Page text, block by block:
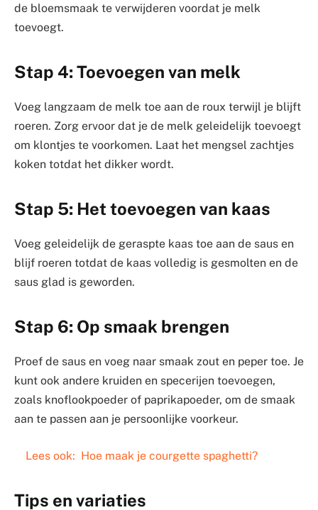
de bloemsmaak te verwijderen voordat je melk
toevoegt.
Stap 4: Toevoegen van melk
Voeg langzaam de melk toe aan de roux terwijl je blijft
roeren. Zorg ervoor dat je de melk geleidelijk toevoegt
om klontjes te voorkomen. Laat het mengsel zachtjes
koken totdat het dikker wordt.
Stap 5: Het toevoegen van kaas
Voeg geleidelijk de geraspte kaas toe aan de saus en
blijf roeren totdat de kaas volledig is gesmolten en de
saus glad is geworden.
Stap 6: Op smaak brengen
Proef de saus en voeg naar smaak zout en peper toe. Je
kunt ook andere kruiden en specerijen toevoegen,
zoals knoflookpoeder of paprikapoeder, om de smaak
aan te passen aan je persoonlijke voorkeur.
Lees ook: Hoe maak je courgette spaghetti?
Tips en variaties